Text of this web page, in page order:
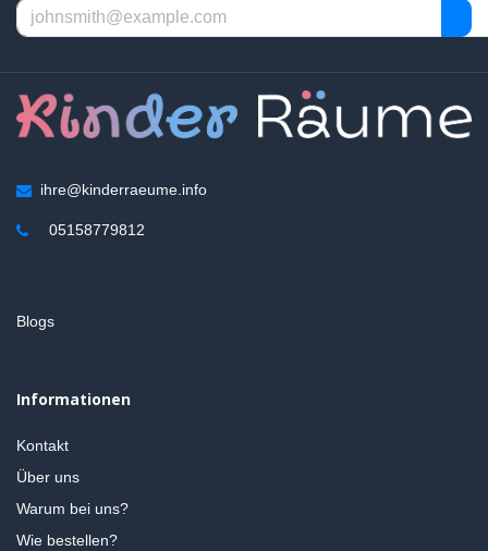
ihre@kinderraeume.info
05158779812
Blogs
Informationen
Kontakt
Über uns
Warum bei uns?
Wie bestellen?